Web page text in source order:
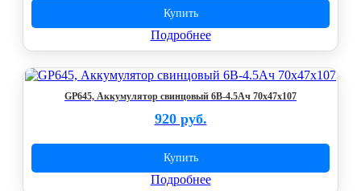
Купить
Подробнее
GP645, Аккумулятор свинцовый 6B-4.5Ач 70x47x107
920 руб.
Купить
Подробнее